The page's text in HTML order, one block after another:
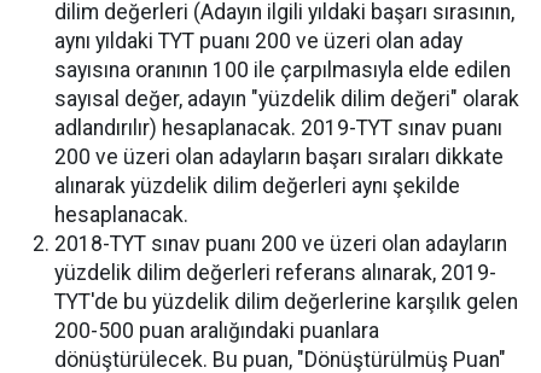
dilim değerleri (Adayın ilgili yıldaki başarı sırasının,
aynı yıldaki TYT puanı 200 ve üzeri olan aday
sayısına oranının 100 ile çarpılmasıyla elde edilen
sayısal değer, adayın "yüzdelik dilim değeri" olarak
adlandırılır) hesaplanacak. 2019-TYT sınav puanı
200 ve üzeri olan adayların başarı sıraları dikkate
alınarak yüzdelik dilim değerleri aynı şekilde
hesaplanacak.
2018-TYT sınav puanı 200 ve üzeri olan adayların
yüzdelik dilim değerleri referans alınarak, 2019-
TYT'de bu yüzdelik dilim değerlerine karşılık gelen
200-500 puan aralığındaki puanlara
dönüştürülecek. Bu puan, "Dönüştürülmüş Puan"